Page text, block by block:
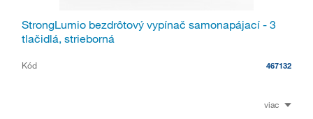
StrongLumio bezdrôtový vypínač samonapájací - 3
tlačidlá, strieborná
Kód 467132
viac